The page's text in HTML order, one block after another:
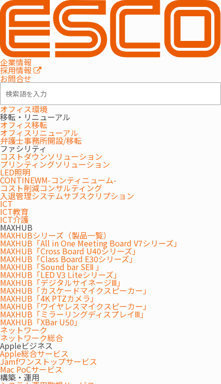
企業情報
採用情報
お問合せ
オフィス環境
移転・リニューアル
オフィス移転
オフィスリニューアル
弁護士事務所開設/移転
ファシリティ
コストダウンソリューション
プリンティングソリューション
LED照明
CONTINEWM-コンティニューム-
コスト削減コンサルティング
入退管理システムサブスクリプション
ICT
ICT教育
ICT介護
MAXHUB
MAXHUBシリーズ（製品一覧）
MAXHUB「All in One Meeting Board V7シリーズ」
MAXHUB「Cross Board U40シリーズ」
MAXHUB「Class Board E30シリーズ」
MAXHUB「Sound bar SEⅡ 」
MAXHUB「LED V3 Liteシリーズ」
MAXHUB「デジタルサイネージⅢ」
MAXHUB「カスケードマイクスピーカー」
MAXHUB「4K PTZカメラ」
MAXHUB「ワイヤレスマイクスピーカー」
MAXHUB「ミラーリングディスプレイⅢ」
MAXHUB「XBar U50」
ネットワーク
ネットワーク総合
Appleビジネス
Apple総合サービス
Jamfワンストップサービス
Mac PoCサービス
構築・運用
COMMUNICATION AREA
コミュニケーションエリア
打合せスペース・リフレッシュスペースは、多目的に利用
する場として空間設計するケースが増えてきております。
用途・目的にあわせて設計・提案を行います。